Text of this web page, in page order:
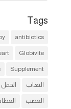
Tags
antibiotics
Globivite
Supplement
التهاب الحمل
العصب